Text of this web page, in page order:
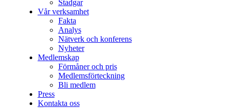
Stadgar
Vår verksamhet
Fakta
Analys
Nätverk och konferens
Nyheter
Medlemskap
Förmåner och pris
Medlemsförteckning
Bli medlem
Press
Kontakta oss